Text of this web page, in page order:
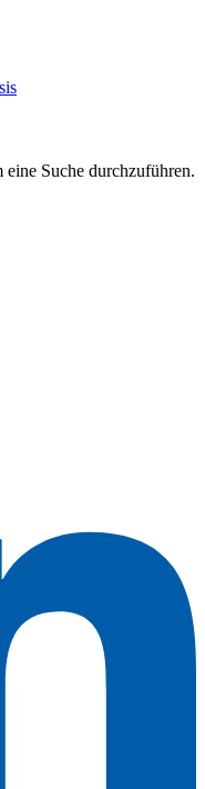
eine Suche durchzuführen.